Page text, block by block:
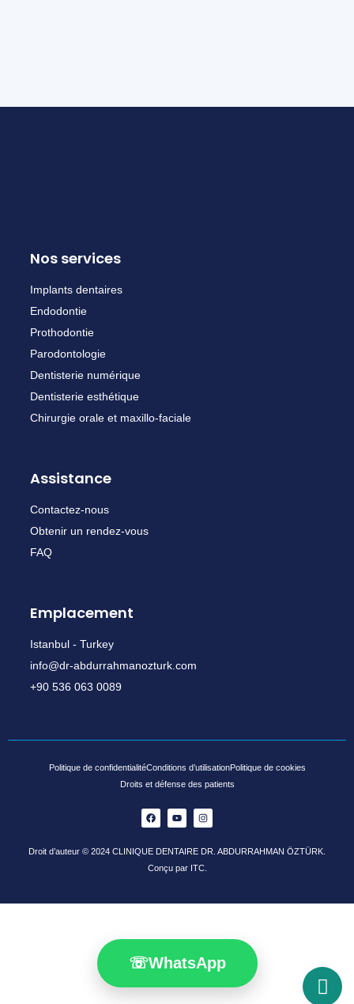
Nos services
Implants dentaires
Endodontie
Prothodontie
Parodontologie
Dentisterie numérique
Dentisterie esthétique
Chirurgie orale et maxillo-faciale
Assistance
Contactez-nous
Obtenir un rendez-vous
FAQ
Emplacement
Istanbul - Turkey
info@dr-abdurrahmanozturk.com
+90 536 063 0089
Politique de confidentialitéConditions d’utilisationPolitique de cookies
Droits et défense des patients
Droit d’auteur © 2024 CLINIQUE DENTAIRE DR. ABDURRAHMAN ÖZTÜRK.
Conçu par ITC.
☏WhatsApp